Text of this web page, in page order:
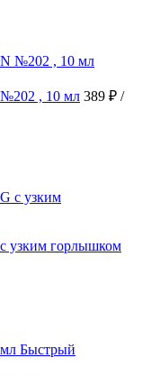
, 10 мл 389 ₽ /
узким горлышком
Быстрый